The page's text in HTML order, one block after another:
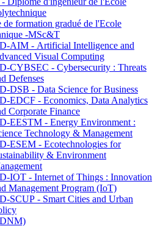
de formation gradué de l'Ecole
-MSc&T
AIM - Artificial Intelligence and
Visual Computing
CYBSEC - Cybersecurity : Threats
Defenses
DSB - Data Science for Business
EDCF - Economics, Data Analytics
Corporate Finance
EESTM - Energy Environment :
Technology & Management
ESEM - Ecotechnologies for
& Environment
IOT - Internet of Things : Innovation
Management Program (IoT)
SCUP - Smart Cities and Urban